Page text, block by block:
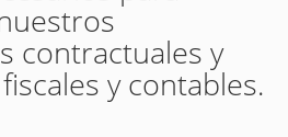
contractuales y
y contables.